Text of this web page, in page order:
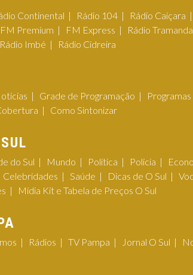
Continental Rádio 104 Rádio Caiçara
FM Premium FM Express Rádio
Rádio Imbé Rádio Cidreira
Grade de Programação
Como Sintonizar
do Sul Mundo Política Polícia
Celebridades Saúde Dicas de O Sul
Mídia Kit e Tabela de Preços O Sul
Rádios TV Pampa Jornal O Sul